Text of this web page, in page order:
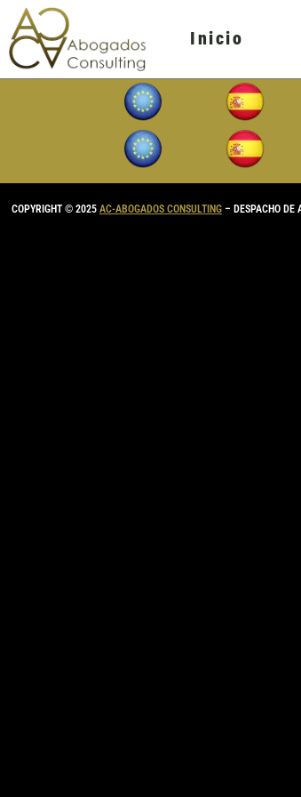
contenuto
Inicio
COPYRIGHT © 2025 AC-ABOGADOS CONSULTING – DESPACHO DE